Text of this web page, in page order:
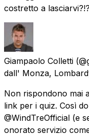
costretto a lasciarvi?!?
Giampaolo Colletti
dall' Monza,
Non rispondono mai
link per i quiz. Così
@WindTreOfficial (e
onorato servizio